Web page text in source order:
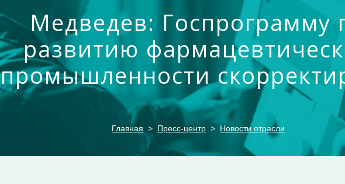
Медведев: Госпрограмму
развитию
промышленности
Главная Пресс-центр Новости отрасли